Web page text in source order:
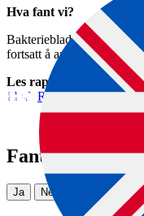
Hva fant vi?
Bakteriebladflekk på
fortsatt å anta at denne
Les rapporten
Rapport_
Fant du det du
Ja Nei